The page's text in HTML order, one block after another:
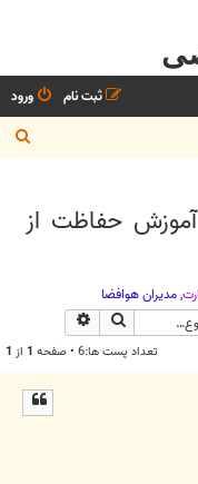
ورود
ثبت نام
س
آموزش حفاظت از
,مديران هوافضا
جستجو
تعداد پست ها:6 • صفحه 1 از 1